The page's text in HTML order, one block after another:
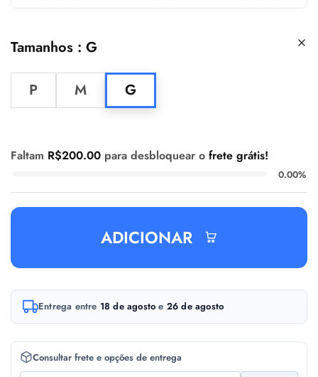
Tamanhos G
P M G
Faltam R$200.00 para desbloquear o frete grátis!
0.00%
ADICIONAR
A
Entrega entre 18 de agosto e 26 de agosto
Consultar frete e opções de entrega